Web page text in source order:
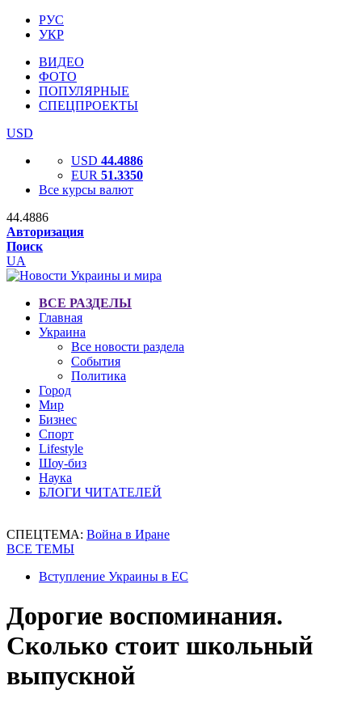
РУС
УКР
ВИДЕО
ФОТО
ПОПУЛЯРНЫЕ
СПЕЦПРОЕКТЫ
USD
USD 44.4886
EUR 51.3350
Все курсы валют
44.4886
Авторизация
Поиск
UA
ВСЕ РАЗДЕЛЫ
Главная
Украина
Все новости раздела
События
Политика
Город
Мир
Бизнес
Спорт
Lifestyle
Шоу-биз
Наука
БЛОГИ ЧИТАТЕЛЕЙ
СПЕЦТЕМА: Война в Иране
ВСЕ ТЕМЫ
Вступление Украины в ЕС
Дорогие воспоминания.
Сколько стоит школьный
выпускной